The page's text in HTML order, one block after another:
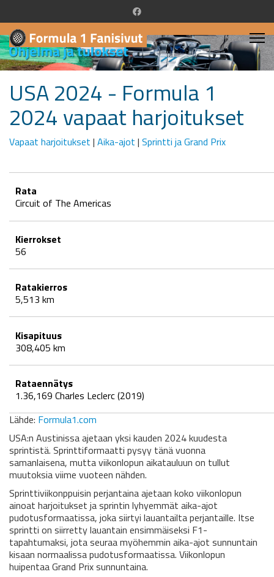
USA 2024 - Formula 1
2024 vapaat harjoitukset
Vapaat harjoitukset | Aika-ajot | Sprintti ja Grand Prix
Rata
Circuit of The Americas
Kierrokset
56
Ratakierros
5,513 km
Kisapituus
308,405 km
Rataennätys
1.36,169 Charles Leclerc (2019)
Lähde: Formula1.com
USA:n Austinissa ajetaan yksi kauden 2024 kuudesta
sprintistä. Sprinttiformaatti pysyy tänä vuonna
samanlaisena, mutta viikonlopun aikatauluun on tullut
muutoksia viime vuoteen nähden.
Sprinttiviikonppuisin perjantaina ajetaan koko viikonlopun
ainoat harjoitukset ja sprintin lyhyemmät aika-ajot
pudotusformaatissa, joka siirtyi lauantailta perjantaille. Itse
sprintti on siirretty lauantain ensimmäiseksi F1-
tapahtumaksi, jota seuraa myöhemmin aika-ajot sunnuntain
kisaan normaalissa pudotusformaatissa. Viikonlopun
huipentaa Grand Prix sunnuntaina.